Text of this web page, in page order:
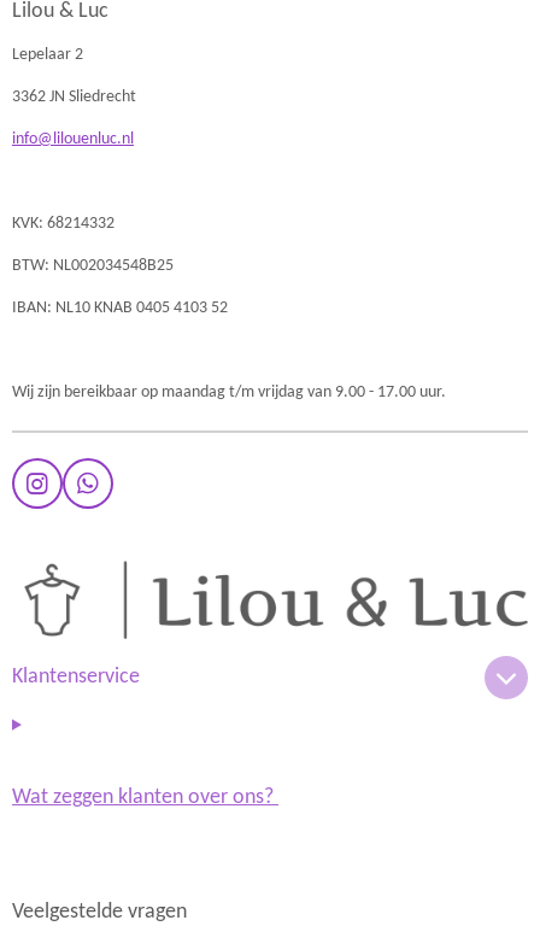
Lilou & Luc
Lepelaar 2
3362 JN Sliedrecht
info@lilouenluc.nl
KVK: 68214332
BTW: NL002034548B25
IBAN: NL10 KNAB 0405 4103 52
Wij zijn bereikbaar op maandag t/m vrijdag van 9.00 - 17.00 uur.
I
n
a
r
m
W
h
Klantenservice
Wat zeggen klanten over ons?
Veelgestelde vragen